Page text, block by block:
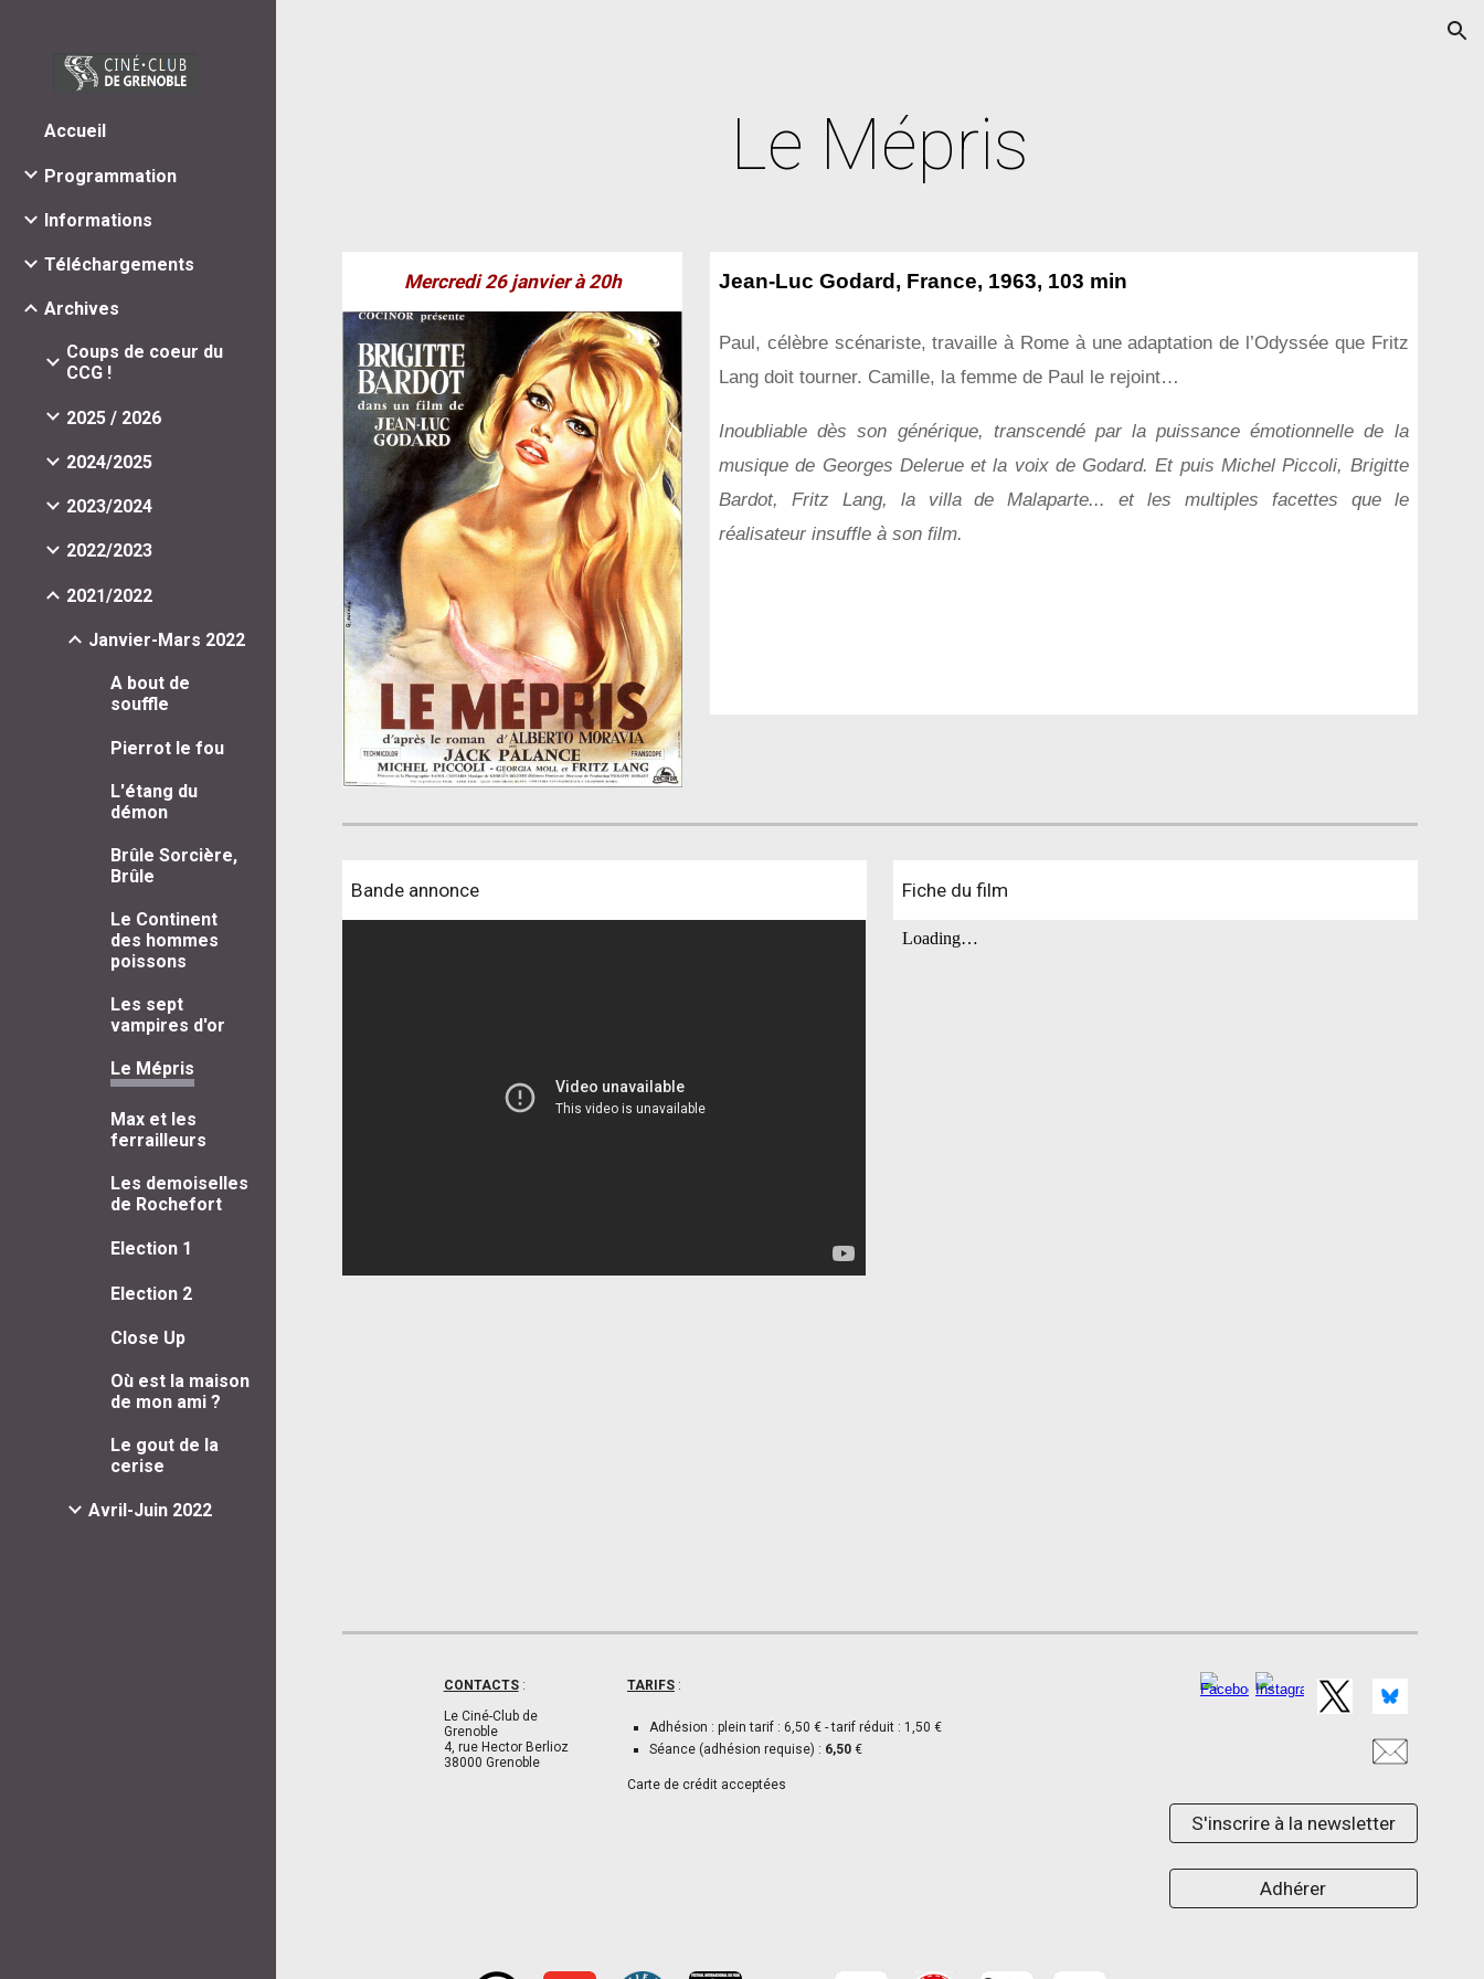
Accueil
Programmation
Informations
Téléchargements
Archives
Coups de coeur du
CCG !
2025 / 2026
2024/2025
2023/2024
2022/2023
2021/2022
Janvier-Mars 2022
A bout de
souffle
Pierrot le fou
L'étang du
démon
Brûle Sorcière,
Brûle
Le Continent
des hommes
poissons
Les sept
vampires d'or
Le Mépris
Max et les
ferrailleurs
Les demoiselles
de Rochefort
Election 1
Election 2
Close Up
Où est la maison
de mon ami ?
Le gout de la
cerise
Avril-Juin 2022
Le Mépris
Mercredi26janvier à 20h Jean-Luc Godard, France, 1963, 103 min
Paul, célèbre scénariste, travaille à Rome à une adaptation de l’Odyssée que Fritz
Lang doit tourner. Camille, la femme de Paul le rejoint…
Inoubliable dès son générique, transcendé par la puissance émotionnelle de la
musique de Georges Delerue et la voix de Godard. Et puis Michel Piccoli, Brigitte
Bardot, Fritz Lang, la villa de Malaparte... et les multiples facettes que le
réalisateur insuffle à son film.
Bande annonce Fiche du film
CONTACTS:
Le Ciné-Club de
Grenoble
4, rue Hector Berlioz
38000 Grenoble
TARIFS:
Adhésion : plein tarif : 6,50 € - tarif réduit : 1,50 €
Séance (adhésion requise) : 6,50 €
Carte de crédit acceptées
S'inscrire à la newsletter
Adhérer